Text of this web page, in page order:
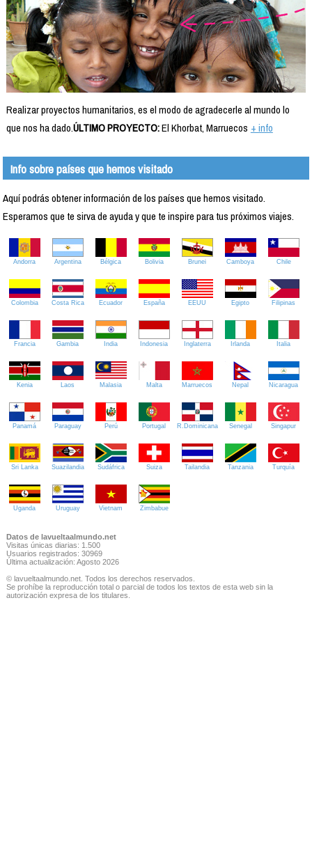
Realizar proyectos humanitarios, es el modo de agradecerle al mundo lo
que nos ha dado.ÚLTIMO PROYECTO:El Khorbat, Marruecos + info
Info sobre países que hemos visitado
Aquí podrás obtener información de los países que hemos visitado.
Esperamos que te sirva de ayuda y que te inspire para tus próximos viajes.
Andorra Argentina Bélgica Bolivia Brunei Camboya Chile
Colombia Costa Rica Ecuador España EEUU Egipto Filipinas
Francia Gambia India Indonesia Inglaterra Irlanda Italia
Kenia Laos Malasia Malta Marruecos Nepal Nicaragua
Panamá Paraguay Perú Portugal R.Dominicana Senegal Singapur
Sri Lanka Suazilandia Sudáfrica Suiza Tailandia Tanzania Turquía
Uganda Uruguay Vietnam Zimbabue
Datos de lavueltaalmundo.net
Visitas únicas diarias: 1.500
Usuarios registrados: 30969
Última actualización: Agosto 2026
© lavueltaalmundo.net. Todos los derechos reservados.
Se prohíbe la reproducción total o parcial de todos los textos de esta web sin la
autorización expresa de los titulares.